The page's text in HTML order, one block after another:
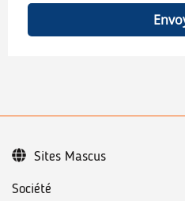
Société
Sites Mascus